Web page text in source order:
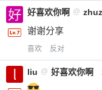
好喜欢你啊 @
谢谢分享
喜欢 反对
liu @ 好喜欢你啊